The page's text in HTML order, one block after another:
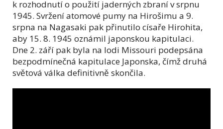
k rozhodnutí o použití jaderných zbraní v srpnu
1945. Svržení atomové pumy na Hirošimu a 9.
srpna na Nagasaki pak přinutilo císaře Hirohita,
aby 15. 8. 1945 oznámil japonskou kapitulaci.
Dne 2. září pak byla na lodi Missouri podepsána
bezpodmínečná kapitulace Japonska, čímž druhá
světová válka definitivně skončila.